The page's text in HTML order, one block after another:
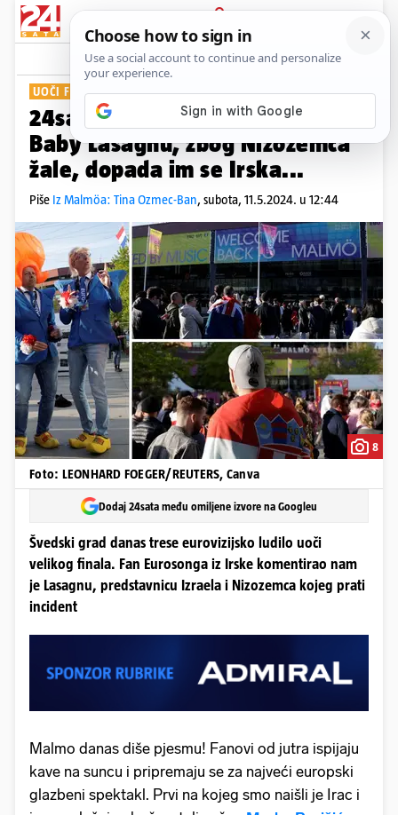
PRIJAVA
Show Komentari
UOČI FINALA
24sata iz Malmöa: Fanovi su uz
Baby Lasagnu, zbog Nizozemca
žale, dopada im se Irska...
Piše Iz Malmöa: Tina Ozmec-Ban, subota, 11.5.2024. u 12:44
8
Foto: LEONHARD FOEGER/REUTERS, Canva
Dodaj 24sata među omiljene izvore na Googleu
Švedski grad danas trese eurovizijsko ludilo uoči
velikog finala. Fan Eurosonga iz Irske komentirao nam
je Lasagnu, predstavnicu Izraela i Nizozemca kojeg prati
incident
Malmo danas diše pjesmu! Fanovi od jutra ispijaju
kave na suncu i pripremaju se za najveći europski
glazbeni spektakl. Prvi na kojeg smo naišli je Irac i